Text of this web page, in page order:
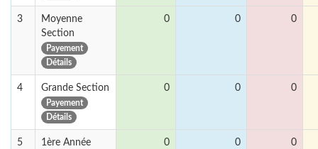
3
Moyenne
Section
Payement
Détails
0 0 0
4 Grande Section
Payement
Détails
0 0 0
5 1ère Année 0 0 0